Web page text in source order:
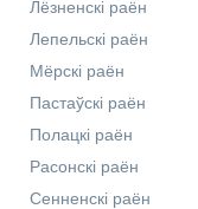
Лёзненскі раён
Лепельскі раён
Мёрскі раён
Пастаўскі раён
Полацкі раён
Расонскі раён
Сенненскі раён